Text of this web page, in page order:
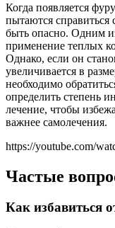
Когда появляется
пытаются справиться
быть опасно. Одним
применение теплых
Однако, если он
увеличивается в
необходимо
определить степень
лечение, чтобы
важнее самолечения.
https://youtube.com/
Частые
Как избавиться